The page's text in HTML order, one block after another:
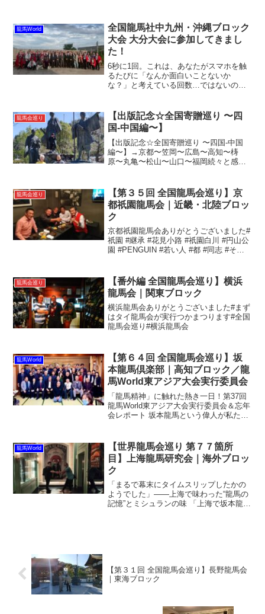
龍馬World
全国龍馬社中九州・沖縄ブロック
大会 大分大会に参加してきまし
た！
6秒に1回。これは、あなたがスマホを触
るたびに「なんか面白いことないか
な？」と考えている回数…ではないので
ク大会 大分大会」にはあったのです！誰
もが「九州はアツい！」と...
龍馬会巡り
【出版記念☆全国寄贈巡り 〜四
国-中国編〜】
【出版記念☆全国寄贈巡り 〜四国-中国
編〜】→京都〜笠岡〜広島〜高知〜梼
原〜丸亀〜松山〜山口〜福岡続々と感想
ます！ありがとうございます！#変人ポー
#息子は #武者修...
龍馬会巡り
【第３５回 全国龍馬会巡り】京
都祇園龍馬会｜近畿・北陸ブロッ
ク
京都祇園龍馬会ありがとうございました#
祇園 #継承 #花見小路 #祇園白川 #円山公
園 #PENGUIN #若い人 #都 #同志 #そう
龍馬会巡り
【番外編 全国龍馬会巡り】横浜
龍馬会｜関東ブロック
横浜龍馬会ありがとうございました#まず
はタイ龍馬会が実行つかまつります#全国
龍馬会巡り#横浜龍馬会
龍馬World
【第６４回 全国龍馬会巡り】坂
本龍馬倶楽部｜高知ブロック／龍
馬World東アジア大会実行委員会
「龍馬精神」に触れた熱き一日！第37回
龍馬World東アジア大会実行委員会＆忘年
会レポート 坂本龍馬という偉人が私たち
なにも熱い人々によって支えられている
と知ったら、あ...
龍馬World
【世界龍馬会巡り 第７７箇所
目】上海龍馬研究会｜海外ブロッ
ク
「まるで幕末にタイムスリップしたかの
ようでした」——上海で味わった“龍馬の
記憶”とミシュランの味 「上海で坂本龍馬
【第３１回 全国龍馬会巡り】長野龍馬会
｜東海ブロック